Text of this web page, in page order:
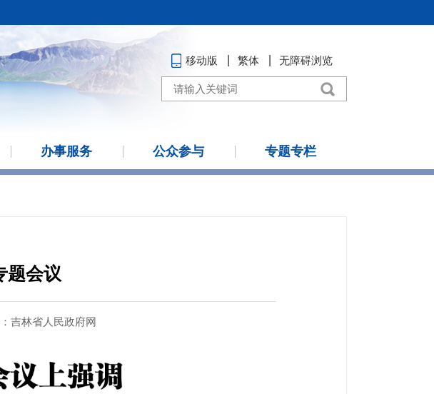
移动版 繁体 无障碍浏览
办事服务 公众参与 专题专栏
题会议
吉林省人民政府网